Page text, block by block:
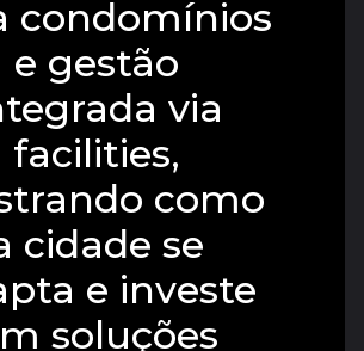
condomínios
e gestão
via
facilities,
como
cidade se
e investe
soluções